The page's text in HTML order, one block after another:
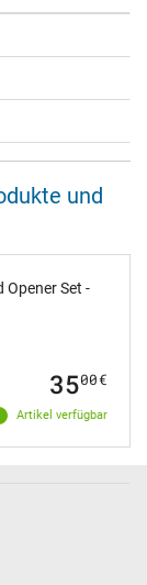
und
Opener Set -
Artikel verfügbar
3500€